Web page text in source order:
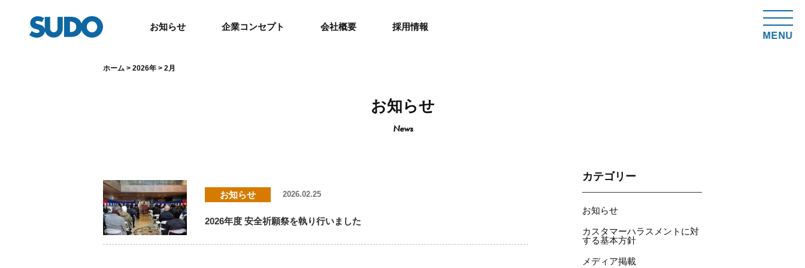
お知らせ 企業コンセプト 会社概要
採用情報
MENU
ホーム > 2026年 > 2月
お知らせ
News
お知らせ 2026.02.25
2026年度 安全祈願祭を執り行いました
カテゴリー
お知らせ
カスタマーハラスメントに対
する基本方針
メディア掲載